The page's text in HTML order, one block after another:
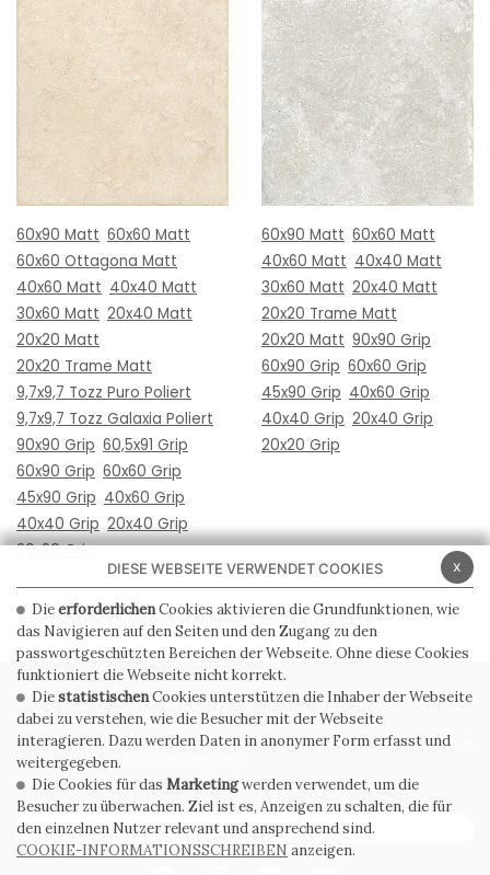
60x90 Matt 60x60 Matt
60x60 Ottagona Matt
40x60 Matt 40x40 Matt
30x60 Matt 20x40 Matt
20x20 Matt
20x20 Trame Matt
9,7x9,7 Tozz Puro Poliert
9,7x9,7 Tozz Galaxia Poliert
90x90 Grip 60,5x91 Grip
60x90 Grip 60x60 Grip
45x90 Grip 40x60 Grip
40x40 Grip 20x40 Grip
20x20 Grip
60x90 Matt 60x60 Matt
40x60 Matt 40x40 Matt
30x60 Matt 20x40 Matt
20x20 Trame Matt
20x20 Matt 90x90 Grip
60x90 Grip 60x60 Grip
45x90 Grip 40x60 Grip
40x40 Grip 20x40 Grip
20x20 Grip
PRIVACY POLICY COOKIE POLICY
ALLGEMEINE
VERKAUFSBEDINGUNGEN
WHISTLEBLOWING
ABONNIEREN SIE DEN NEWSLETTER
x
DIESE WEBSEITE VERWENDET COOKIES
DieerforderlichenCookies aktivieren die Grundfunktionen, wie
das Navigieren auf den Seiten und den Zugang zu den
passwortgeschützten Bereichen der Webseite. Ohne diese Cookies
funktioniert die Webseite nicht korrekt.
DiestatistischenCookies unterstützen die Inhaber der Webseite
dabei zu verstehen, wie die Besucher mit der Webseite
interagieren. Dazu werden Daten in anonymer Form erfasst und
weitergegeben.
Die Cookies für das Marketingwerden verwendet, um die
Besucher zu überwachen. Ziel ist es, Anzeigen zu schalten, die für
den einzelnen Nutzer relevant und ansprechend sind.
COOKIE-INFORMATIONSSCHREIBEN anzeigen.